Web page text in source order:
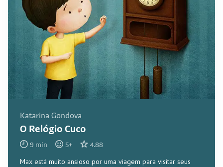
Katarina Gondova
O Relógio Cuco
9 min 5+ 4.88
Max está muito ansioso por uma viagem para visitar seus